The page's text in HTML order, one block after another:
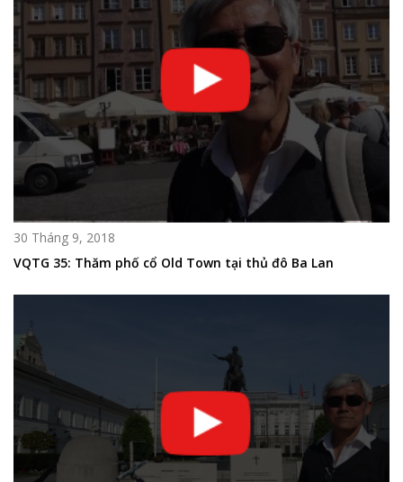
30 Tháng 9, 2018
VQTG 35: Thăm phố cổ Old Town tại thủ đô Ba Lan